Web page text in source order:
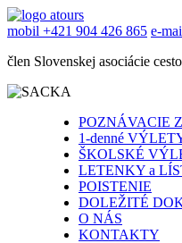
mobil +421 904 426 865 e-
člen Slovenskej asociácie
POZNÁVACIE
1-denné
ŠKOLSKÉ
LETENKY a
POISTENIE
DOLEŽITÉ
O NÁS
KONTAKTY